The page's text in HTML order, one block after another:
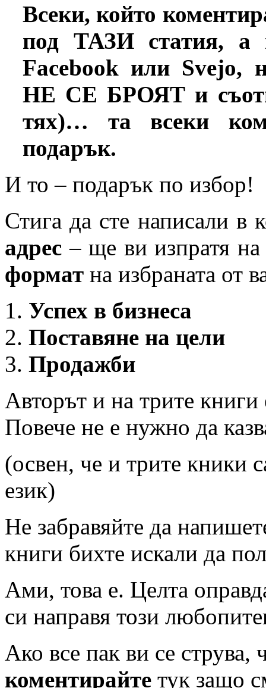
Всеки, който
под ТАЗИ статия,
Facebook или Svejo,
НЕ СЕ БРОЯТ и
тях)… та всеки
подарък.
И то – подарък по избор!
Стига да сте написали в
адрес – ще ви изпратя
формат на избраната от
Успех в бизнеса
Поставяне на цели
Продажби
Авторът и на трите
Повече не е нужно да
(освен, че и трите кники
език)
Не забравяйте да
книги бихте искали да
Ами, това е. Целта
си направя този
Ако все пак ви се струва,
коментирайте тук защо